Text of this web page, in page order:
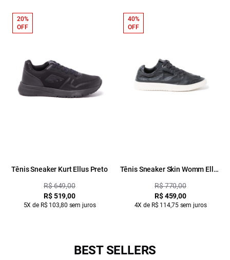
Tênis Sneaker Kurt Ellus Preto
R$ 649,00
R$ 519,00
5X de R$ 103,80 sem juros
20%
OFF
Tênis Sneaker Skin Womm Ellus
R$ 770,00
R$ 459,00
4X de R$ 114,75 sem juros
40%
OFF
BEST SELLERS